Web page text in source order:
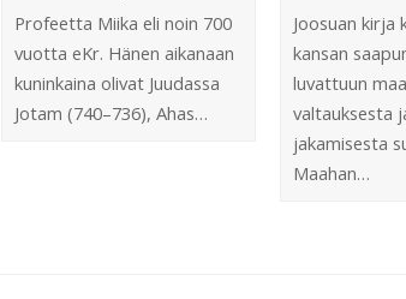
Profeetta Miika eli noin 700
vuotta eKr. Hänen aikanaan
kuninkaina olivat Juudassa
Jotam (740–736), Ahas…
Joosuan kirja
kansan
luvattuun
valtauksesta
jakamisesta
Maahan…